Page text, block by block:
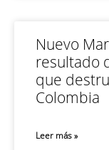
Nuevo
resultado
que
Colombia
Leer más »